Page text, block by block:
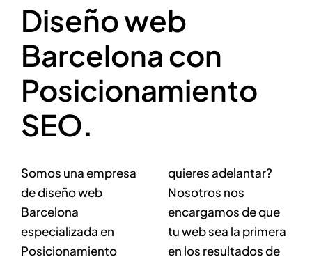
Diseño web
Barcelona con
Posicionamiento
SEO.
Somos una empresa
de diseño web
Barcelona
especializada en
Posicionamiento
quieres adelantar?
Nosotros nos
encargamos de que
tu web sea la primera
en los resultados de